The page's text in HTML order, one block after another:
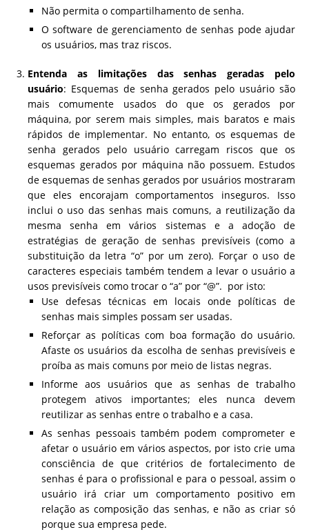
Não permita o compartilhamento de senha.
O software de gerenciamento de senhas pode ajudar
os usuários, mas traz riscos.
Entenda as limitações das senhas geradas pelo
usuário: Esquemas de senha gerados pelo usuário são
mais comumente usados do que os gerados por
máquina, por serem mais simples, mais baratos e mais
rápidos de implementar. No entanto, os esquemas de
senha gerados pelo usuário carregam riscos que os
esquemas gerados por máquina não possuem. Estudos
de esquemas de senhas gerados por usuários mostraram
que eles encorajam comportamentos inseguros. Isso
inclui o uso das senhas mais comuns, a reutilização da
mesma senha em vários sistemas e a adoção de
estratégias de geração de senhas previsíveis (como a
substituição da letra “o” por um zero). Forçar o uso de
caracteres especiais também tendem a levar o usuário a
usos previsíveis como trocar o “a” por “@”. por isto:
Use defesas técnicas em locais onde políticas de
senhas mais simples possam ser usadas.
Reforçar as políticas com boa formação do usuário.
Afaste os usuários da escolha de senhas previsíveis e
proíba as mais comuns por meio de listas negras.
Informe aos usuários que as senhas de trabalho
protegem ativos importantes; eles nunca devem
reutilizar as senhas entre o trabalho e a casa.
As senhas pessoais também podem comprometer e
afetar o usuário em vários aspectos, por isto crie uma
consciência de que critérios de fortalecimento de
senhas é para o profissional e para o pessoal, assim o
usuário irá criar um comportamento positivo em
relação as composição das senhas, e não as criar só
porque sua empresa pede.